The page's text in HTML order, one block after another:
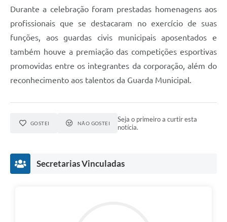
Durante a celebração foram prestadas homenagens aos
profissionais que se destacaram no exercício de suas
funções, aos guardas civis municipais aposentados e
também houve a premiação das competições esportivas
promovidas entre os integrantes da corporação, além do
reconhecimento aos talentos da Guarda Municipal.
GOSTEI NÃO GOSTEI
Seja o primeiro a curtir esta
notícia.
Secretarias Vinculadas